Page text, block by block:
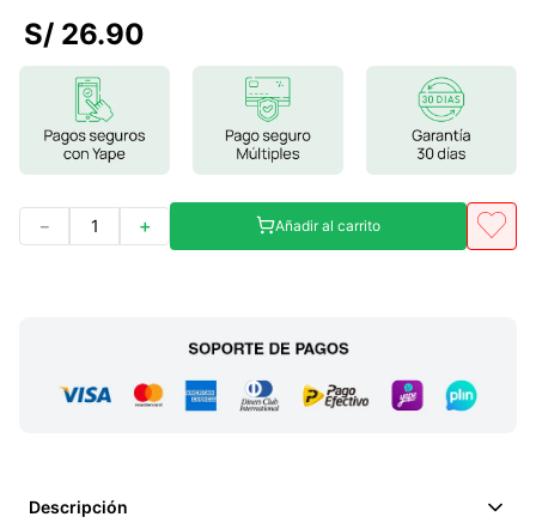
6
melena leon
lab nutrition
8.
magnesio
9.
stevia
10. proteina
S/ 26.90
＋
－ Añadir al carrito
Descripción